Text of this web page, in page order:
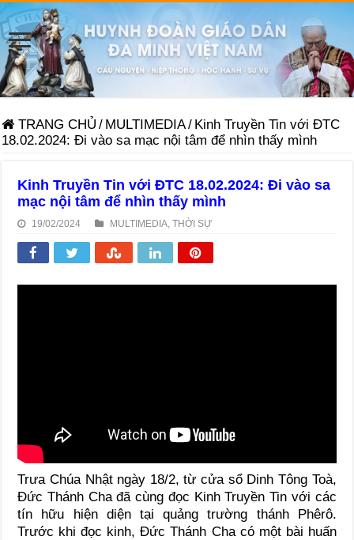
TRANG CHỦ / MULTIMEDIA/ Kinh Truyền Tin với ĐTC
18.02.2024: Đi vào sa mạc nội tâm để nhìn thấy mình
Kinh Truyền Tin với ĐTC 18.02.2024: Đi vào sa
mạc nội tâm để nhìn thấy mình
19/02/2024 MULTIMEDIA ,THỜI SỰ
Trưa Chúa Nhật ngày 18/2, từ cửa sổ Dinh Tông Toà,
Đức Thánh Cha đã cùng đọc Kinh Truyền Tin với các
tín hữu hiện diện tại quảng trường thánh Phêrô.
Trước khi đọc kinh, Đức Thánh Cha có một bài huấn